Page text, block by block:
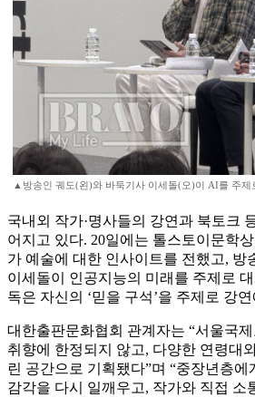
▲방송인 궤도(왼)와 바둑기사 이세돌(오)이 AI를 주
국내외 작가·명사들의 강연과 북토크
어지고 있다. 20일에는 톨스토이문학
가 예술에 대한 인사이트를 전했고, 방
이세돌이 인공지능의 미래를 주제로
독은 자신의 ‘믿을 구석’을 주제로 강
대한출판문화협회 관계자는 “서울국
취향에 한정되지 않고, 다양한 연령대
린 공간으로 기획됐다”며 “중장년층
감각을 다시 일깨우고, 작가와 직접 소